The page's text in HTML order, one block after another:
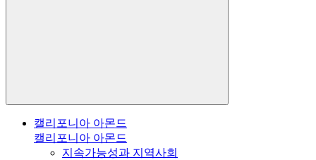
캘리포니아 아몬드
캘리포니아 아몬드
지속가능성과 지역사회